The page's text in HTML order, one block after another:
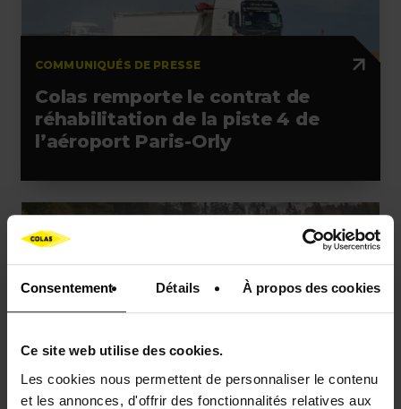
Consentement Détails À propos des cookies
Ce site web utilise des cookies.
Les cookies nous permettent de personnaliser le contenu
et les annonces, d'offrir des fonctionnalités relatives aux
COMMUNIQUÉS DE PRESSE
Colas remporte le contrat de
réhabilitation de la piste 4 de
l’aéroport Paris-Orly
COMMUNIQUÉS DE PRESSE